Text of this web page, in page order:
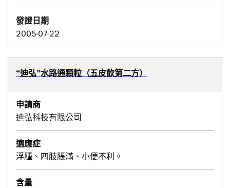
發證日期
2005-07-22
“迪弘”水路通顆粒（五皮飲第二方）
申請商
迪弘科技有限公司
適應症
浮腫、四肢脹滿、小便不利。
含量